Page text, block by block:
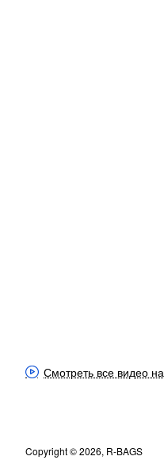
Смотреть все видео
Copyright © 2026, R-BAGS